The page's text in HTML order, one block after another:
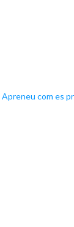
Apreneu com es